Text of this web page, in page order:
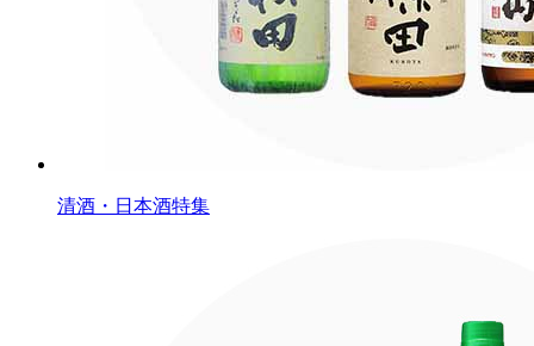
清酒・日本酒特集